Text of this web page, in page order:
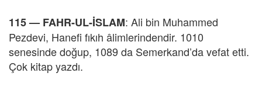
115 — FAHR-UL-İSLAM: Ali bin Muhammed
Pezdevi, Hanefi fıkıh âlimlerindendir. 1010
senesinde doğup, 1089 da Semerkand’da vefat etti.
Çok kitap yazdı.